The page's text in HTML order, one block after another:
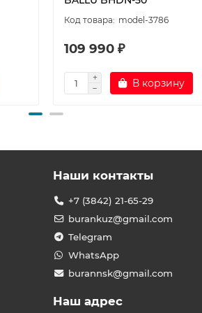
model-3786
109 990 ₽
В корзину
Наши контакты
+7 (3842) 21-65-29
burankuz@gmail.com
Telegram
WhatsApp
burannsk@gmail.com
Наш адрес